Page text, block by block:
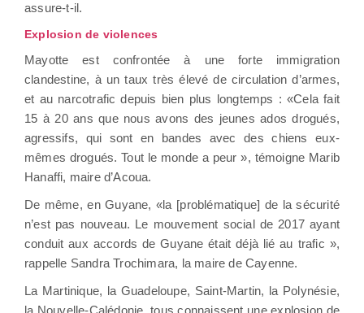
assure-t-il.
Explosion de violences
Mayotte est confrontée à une forte immigration
clandestine, à un taux très élevé de circulation d’armes,
et au narcotrafic depuis bien plus longtemps : «Cela fait
15 à 20 ans que nous avons des jeunes ados drogués,
agressifs, qui sont en bandes avec des chiens eux-
mêmes drogués. Tout le monde a peur », témoigne Marib
Hanaffi, maire d’Acoua.
De même, en Guyane, «la [problématique] de la sécurité
n’est pas nouveau. Le mouvement social de 2017 ayant
conduit aux accords de Guyane était déjà lié au trafic »,
rappelle Sandra Trochimara, la maire de Cayenne.
La Martinique, la Guadeloupe, Saint-Martin, la Polynésie,